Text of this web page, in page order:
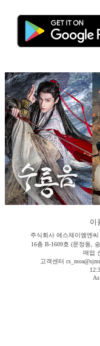
이
주식회사 에스제이엠엔
16층 B-1609호 (문정동,
매업
고객센터